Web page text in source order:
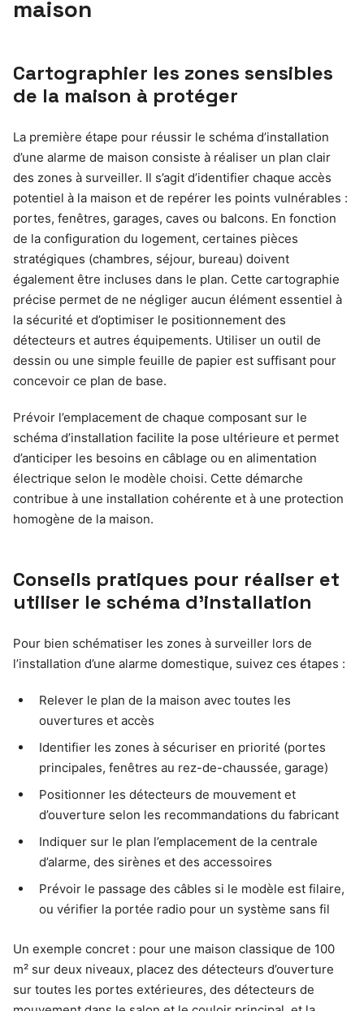
maison
Cartographier les zones sensibles
de la maison à protéger
La première étape pour réussir le schéma d’installation
d’une alarme de maison consiste à réaliser un plan clair
des zones à surveiller. Il s’agit d’identifier chaque accès
potentiel à la maison et de repérer les points vulnérables :
portes, fenêtres, garages, caves ou balcons. En fonction
de la configuration du logement, certaines pièces
stratégiques (chambres, séjour, bureau) doivent
également être incluses dans le plan. Cette cartographie
précise permet de ne négliger aucun élément essentiel à
la sécurité et d’optimiser le positionnement des
détecteurs et autres équipements. Utiliser un outil de
dessin ou une simple feuille de papier est suffisant pour
concevoir ce plan de base.
Prévoir l’emplacement de chaque composant sur le
schéma d’installation facilite la pose ultérieure et permet
d’anticiper les besoins en câblage ou en alimentation
électrique selon le modèle choisi. Cette démarche
contribue à une installation cohérente et à une protection
homogène de la maison.
Conseils pratiques pour réaliser et
utiliser le schéma d’installation
Pour bien schématiser les zones à surveiller lors de
l’installation d’une alarme domestique, suivez ces étapes :
Relever le plan de la maison avec toutes les
ouvertures et accès
Identifier les zones à sécuriser en priorité (portes
principales, fenêtres au rez-de-chaussée, garage)
Positionner les détecteurs de mouvement et
d’ouverture selon les recommandations du fabricant
Indiquer sur le plan l’emplacement de la centrale
d’alarme, des sirènes et des accessoires
Prévoir le passage des câbles si le modèle est filaire,
ou vérifier la portée radio pour un système sans fil
Un exemple concret : pour une maison classique de 100
m² sur deux niveaux, placez des détecteurs d’ouverture
sur toutes les portes extérieures, des détecteurs de